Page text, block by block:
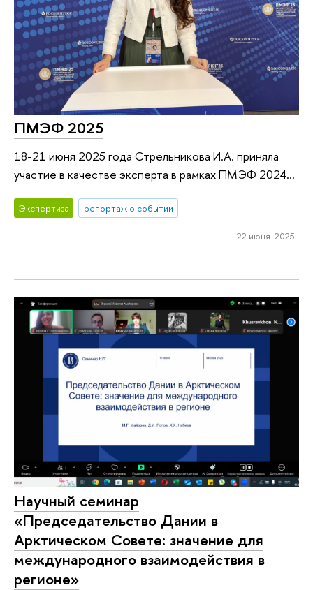
ПМЭФ 2025
18-21 июня 2025 года Стрельникова И.А. приняла
участие в качестве эксперта в рамках ПМЭФ 2024...
Экспертиза репортаж о событии
22 июня 2025
Научный семинар
«Председательство Дании в
Арктическом Совете: значение для
международного взаимодействия в
регионе»